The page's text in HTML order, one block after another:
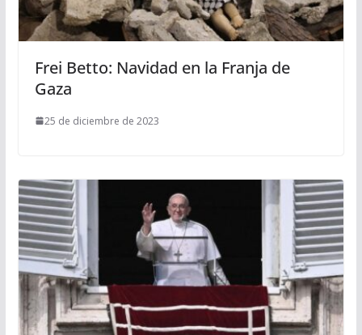
Frei Betto: Navidad en la Franja de
Gaza
25 de diciembre de 2023